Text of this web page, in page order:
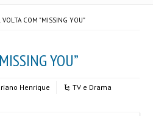
VOLTA COM "MISSING YOU"
YOU”
Henrique TV e Drama